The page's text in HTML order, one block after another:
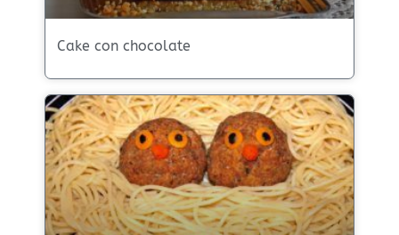
Cake con chocolate